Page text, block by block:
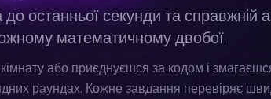
останньої секунди та справжній
математичному двобої.
або приєднуєшся за кодом і
раундах. Кожне завдання перевіряє